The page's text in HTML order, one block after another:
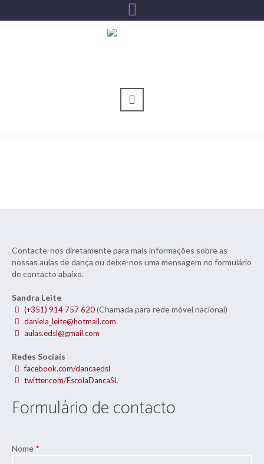
Contacte-nos diretamente para mais informações sobre as
nossas aulas de dança ou deixe-nos uma mensagem no formulário
de contacto abaixo.
Sandra Leite
(+351) 914 757 620(Chamada para rede móvel nacional)
daniela_leite@hotmail.com
aulas.edsl@gmail.com
Redes Sociais
facebook.com/dancaedsl
twitter.com/EscolaDancaSL
Formulário de contacto
Nome *